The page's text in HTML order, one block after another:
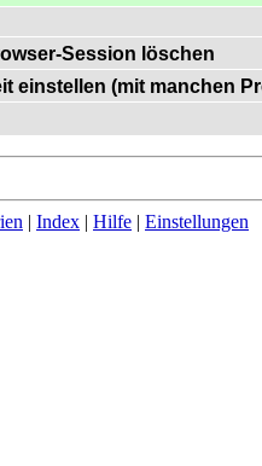
Session löschen
einstellen (mit manchen
| Index | Hilfe | Einstellungen